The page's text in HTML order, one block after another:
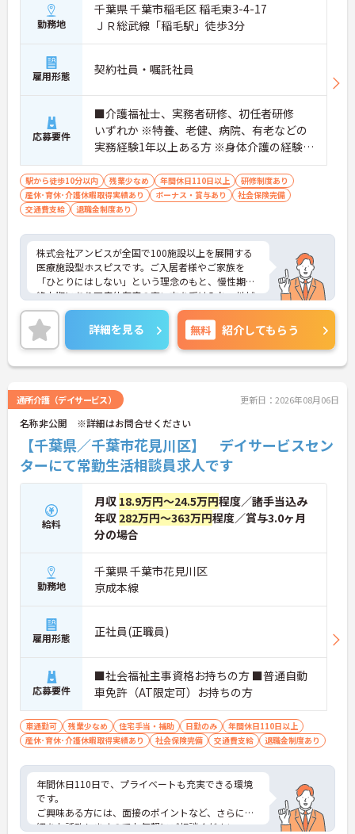
・入職後はお一人おひとりの習熟度に合わせた個別
のＯＪＴ研修を実施し、ｅラーニングを用いた学習
の機会も提供されます
・施設内には看護師が24時間常駐しており、急変時
の対応や専門的な医療処置は看護師が担当するため
負担が減ります
・介護スタッフと看護スタッフの比率が1対1で相談
しやすく、初任者研修や実務者研修からでも着実に
専門性を高められます
＜残業月7時間以下で身体の負担を軽減！＞
・常勤で働くスタッフの比率が90パーセント以上と
高く、急なシフト変更や無理な長時間勤務が発生し
にくい人員体制です
・訪問スケジュールに沿って施設内でのケアを行う
ため、月平均の残業時間は5時間から7時間程度とか
・夜勤明けの翌日は原則としてお休みとなるシフト
編成が組まれており、しっかりと休息を取りながら
長期的な就業が可能です
＜評価制度でキャリアアップ＞
・介護福祉士や初任者研修などの資格や実務経験、
夜勤回数がしっかりと給与に反映されるためモチベ
ーションを維持できます
・年次を問わずリーダーや主任などのマネジメント
職へ昇格する事例も多数あり、腰を据えて長期的な
キャリア形成が可能です
勤務地
千葉県 千葉市稲毛区 稲毛東3-4-17
ＪＲ総武線「稲毛駅」徒歩3分
雇用形態 契約社員・嘱託社員
応募要件
■介護福祉士、実務者研修、初任者研修
いずれか ※特養、老健、病院、有老などの
実務経験1年以上ある方 ※身体介護の経験年
以上ある方、機械浴の使用の経験のある方
歓迎
駅から徒歩10分以内 残業少なめ 年間休日110日以上
研修制度あり
産休･育休･介護休暇取得実績あり
ボーナス・賞与あり
社会保険完備
交通費支給
退職金制度あり
株式会社アンビスが全国で100施設以上を展開する
医療施設型ホスピスです。ご入居者様やご家族を
「ひとりにはしない」という理念のもと、慢性期や
終末期にあり医療依存度の高い方を受け入れ、地域
医療を支える社会的意義の高い事業を推進していま
す。現場には看護師が24時間常駐しています。急変
時の対応や医療行為は看護師が担当するため、初任
者研修や実務者研修の方も食事介助や入浴介助など
の生活を支えるケアに専念できる環境です。多職種
連携の体制がしっかりと整っています。働き方の面
では、夜勤明けの翌日が原則として公休となるほ
か、月平均の残業時間も5時間から7時間程度とかな
り少なめです。常勤スタッフの比率が90パーセント
を超えているため急な勤務変更が発生しにくく、あ
らかじめ決められた訪問予定表に沿って規則正しく
働けます。入職後は現場スタッフによるお一人おひ
とりに合わせた個別のOJT研修が実施されます。eラ
ーニングも導入されており、多職種と連携しながら
専門性を着実に深めていける環境が用意されていま
★おすすめPOINT★
＜個別ＯＪＴとチーム連携で着実に成長！＞
・入職後はお一人おひとりの習熟度に合わせた個別
のＯＪＴ研修を実施し、ｅラーニングを用いた学習
の機会も提供されます
・施設内には看護師が24時間常駐しており、急変時
・介護スタッフと看護スタッフの比率が1対1で相談
しやすく、初任者研修や実務者研修からでも着実に
専門性を高められます
＜残業月7時間以下で身体の負担を軽減！＞
・常勤で働くスタッフの比率が90パーセント以上と
高く、急なシフト変更や無理な長時間勤務が発生し
にくい人員体制です
・訪問スケジュールに沿って施設内でのケアを行う
ため、月平均の残業時間は5時間から7時間程度とか
なり少なめに抑えられます
・夜勤明けの翌日は原則としてお休みとなるシフト
詳細を見る 無料 紹介してもらう
通所介護（デイサービス） 更新日：2026年08月06日
名称非公開 ※詳細はお問合せください
【千葉県／千葉市花見川区】 デイサービスセン
ターにて常勤生活相談員求人です
給料
月収 18.9万円～24.5万円程度／諸手当込み
年収 282万円～363万円程度／賞与3.0ヶ月
分の場合
勤務地
千葉県 千葉市花見川区
京成本線
雇用形態 正社員(正職員)
応募要件
■社会福祉主事資格お持ちの方 ■普通自動
車免許（AT限定可）お持ちの方
車通勤可 残業少なめ 住宅手当・補助 日勤のみ
年間休日110日以上
産休･育休･介護休暇取得実績あり
社会保険完備 交通費支給 退職金制度あり
年間休日110日で、プライベートも充実できる環境
です。
ご興味ある方には、面接のポイントなど、さらに詳
細をお話致しますのでお気軽にご相談ください。